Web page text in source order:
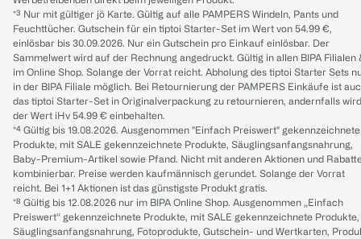
*³ Nur mit gültiger jö Karte. Gültig auf alle PAMPERS Windeln, Pants und
Feuchttücher. Gutschein für ein tiptoi Starter-Set im Wert von 54.99 €,
einlösbar bis 30.09.2026. Nur ein Gutschein pro Einkauf einlösbar. Der
Sammelwert wird auf der Rechnung angedruckt. Gültig in allen BIPA Filialen
im Online Shop. Solange der Vorrat reicht. Abholung des tiptoi Starter Sets
in der BIPA Filiale möglich. Bei Retournierung der PAMPERS Einkäufe ist
das tiptoi Starter-Set in Originalverpackung zu retournieren, andernfalls wird
der Wert iHv 54.99 € einbehalten.
*⁴ Gültig bis 19.08.2026. Ausgenommen "Einfach Preiswert" gekennzeichnete
Produkte, mit SALE gekennzeichnete Produkte, Säuglingsanfangsnahrung,
Baby-Premium-Artikel sowie Pfand. Nicht mit anderen Aktionen und
kombinierbar. Preise werden kaufmännisch gerundet. Solange der Vorrat
reicht. Bei 1+1 Aktionen ist das günstigste Produkt gratis.
*⁸ Gültig bis 12.08.2026 nur im BIPA Online Shop. Ausgenommen „Einfach
Preiswert“ gekennzeichnete Produkte, mit SALE gekennzeichnete Produkte,
Säuglingsanfangsnahrung, Fotoprodukte, Gutschein- und Wertkarten,